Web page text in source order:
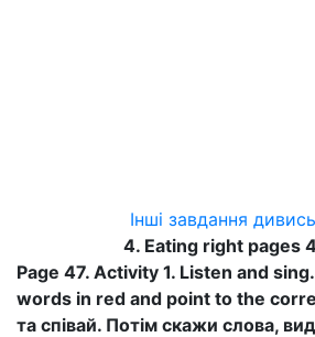
Інші завдання
4. Eating right pages
Page 47. Activity 1. Listen and
words in red and point to the
та співай. Потім скажи слова,